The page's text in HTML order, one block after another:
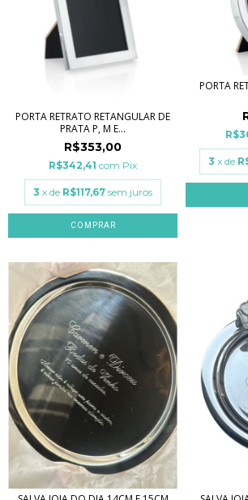
PORTA RETRATO RETANGULAR DE
PRATA P, M E...
R$353,00
R$342,41 com Pix
3 x de R$117,67 sem juros
COMPRAR
PORTA
3 x de